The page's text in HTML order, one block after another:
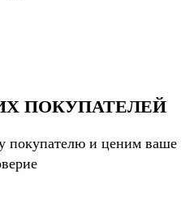
ПОКУПАТЕЛЕЙ
покупателю и ценим ваше